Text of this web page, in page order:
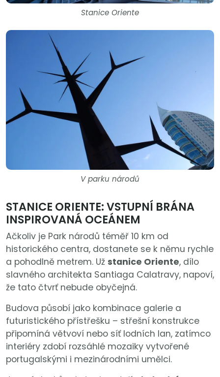
Stanice Oriente
V parku národů
STANICE ORIENTE: VSTUPNÍ BRÁNA
INSPIROVANÁ OCEÁNEM
Ačkoliv je Park národů téměř 10 km od
historického centra, dostanete se k němu rychle
a pohodlně metrem. Už stanice Oriente, dílo
slavného architekta Santiaga Calatravy, napoví,
že tato čtvrť nebude obyčejná.
Budova působí jako kombinace galerie a
futuristického přístřešku – střešní konstrukce
připomíná větvoví nebo síť lodních lan, zatímco
interiéry zdobí rozsáhlé mozaiky vytvořené
portugalskými i mezinárodními umělci.